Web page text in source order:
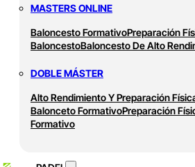
MASTERS ONLINE
Baloncesto FormativoPreparación
BaloncestoBaloncesto De Alto
DOBLE MÁSTER
Alto Rendimiento Y Preparación
Balonceto FormativoPreparación
Formativo